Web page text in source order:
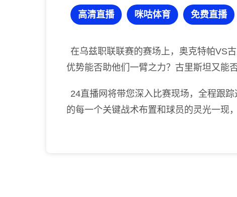
高清直播 咪咕体育 免费直播
在乌兹职联联赛的赛场上，奥克特帕VS
优势能否助他们一臂之力？古里斯坦又能
24直播网将带您深入比赛现场，全程跟
的每一个关键战术布置和球员的灵光一现